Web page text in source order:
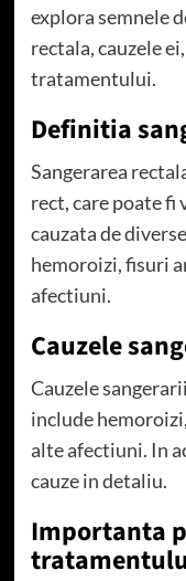
explora semnele
rectala, cauzele
tratamentului.
Definitia
Sangerarea
rect, care poate fi
cauzata de
hemoroizi, fisuri
afectiuni.
Cauzele
Cauzele
include
alte afectiuni. In
cauze in detaliu.
Importanta